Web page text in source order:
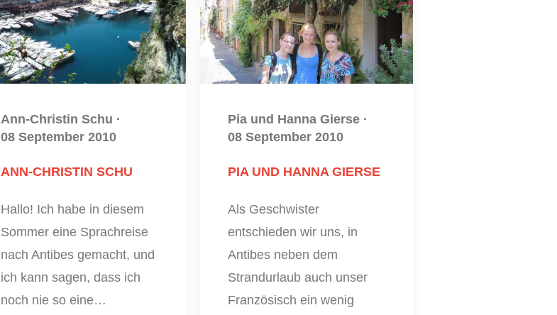
Ann-Christin Schu ·
08 September 2010
ANN-CHRISTIN SCHU
Hallo! Ich habe in diesem
Sommer eine Sprachreise
nach Antibes gemacht, und
ich kann sagen, dass ich
noch nie so eine…
Pia und Hanna Gierse ·
08 September 2010
PIA UND HANNA GIERSE
Als Geschwister
entschieden wir uns, in
Antibes neben dem
Strandurlaub auch unser
Französisch ein wenig